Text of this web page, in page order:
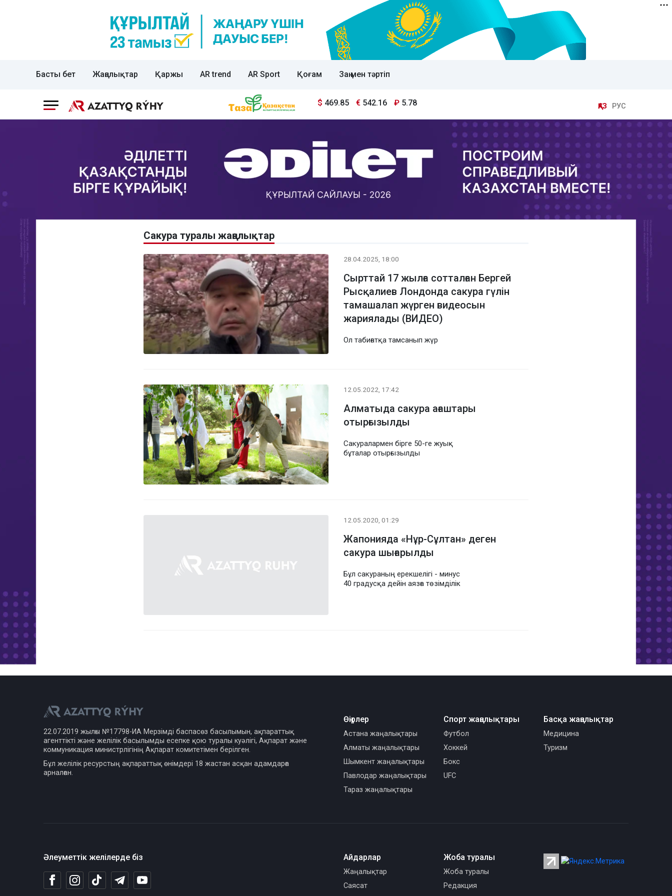
Басты бет Жаңалықтар Қаржы AR trend AR Sport Қоғам Заң мен тәртіп
$ 469.85 € 542.16 ₽ 5.78 ҚАЗ РУС
Сакура туралы жаңалықтар
28.04.2025, 18:00
Сырттай 17 жылға сотталған Бергей
Рысқалиев Лондонда сакура гүлін
тамашалап жүрген видеосын
жариялады (ВИДЕО)
Ол табиғатқа тамсанып жүр
12.05.2022, 17:42
Алматыда сакура ағаштары
отырғызылды
Сакуралармен бірге 50-ге жуық
бұталар отырғызылды
12.05.2020, 01:29
Жапонияда «Нұр-Сұлтан» деген
сакура шығарылды
Бұл сакураның ерекшелігі - минус
40 градусқа дейін аязға төзімділік
22.07.2019 жылғы №17798-ИА Мерзімді баспасөз басылымын, ақпараттық
агенттікті және желілік басылымды есепке қою туралы куәлігі, Ақпарат және
коммуникация министрлігінің Ақпарат комитетімен берілген.
Бұл желілік ресурстың ақпараттық өнімдері 18 жастан асқан адамдарға
арналған.
Өңірлер
Астана жаңалықтары
Алматы жаңалықтары
Шымкент жаңалықтары
Павлодар жаңалықтары
Тараз жаңалықтары
Спорт жаңалықтары
Футбол
Хоккей
Бокс
UFC
Басқа жаңалықтар
Медицина
Туризм
Әлеуметтік желілерде біз Айдарлар
Жаңалықтар
Саясат
Жоба туралы
Жоба туралы
Редакция